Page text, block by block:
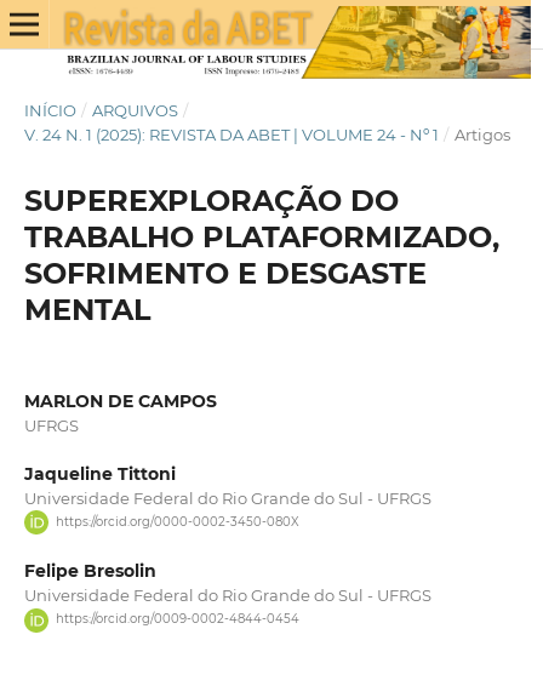
INÍCIO / ARQUIVOS /
V. 24 N. 1 (2025): REVISTA DA ABET | VOLUME 24 - Nº 1 / Artigos
SUPEREXPLORAÇÃO DO
TRABALHO PLATAFORMIZADO,
SOFRIMENTO E DESGASTE
MENTAL
MARLON DE CAMPOS
UFRGS
Jaqueline Tittoni
Universidade Federal do Rio Grande do Sul - UFRGS
https://orcid.org/0000-0002-3450-080X
Felipe Bresolin
Universidade Federal do Rio Grande do Sul - UFRGS
https://orcid.org/0009-0002-4844-0454